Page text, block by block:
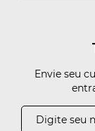
Envie seu